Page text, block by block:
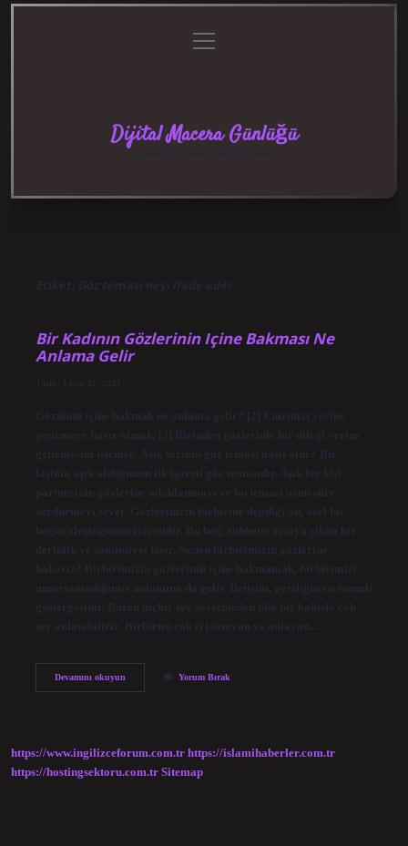
menüyü
aç
Dijital Macera Günlüğü
Etiket: Göz teması neyi ifade eder
Bir Kadının Gözlerinin Içine Bakması Ne
Anlama Gelir
Tarih: Ekim 21, 2024
Gözünün içine bakmak ne anlama gelir? [2] Emrinizi yerine
getirmeye hazır olmak. [3] Birinden gözlerinle bir dileği yerine
getirmesini istemek. Aşık birinin göz teması nasıl olur? Bir
kişinin aşık olduğunun ilk işareti göz temasıdır. Aşık bir kişi
partnerinin gözlerine odaklanmayı ve bu teması uzun süre
sürdürmeyi sever. Gözlerinizin birbirine değdiği an, özel bir
bağın oluştuğunun işaretidir. Bu bağ, sohbette ortaya çıkan bir
derinlik ve samimiyet taşır. Neden birbirimizin gözlerine
bakarız? Birbirimizin gözlerinin içine bakmamak, birbirimizi
umursamadığımız anlamına da gelir. İletişim, ayrılığın en önemli
göstergesidir. Bazen hiçbir şey söylemeden bile bir bakışla çok
şey anlatabiliriz. Birbirini çok iyi tanıyan ve anlayan…
Devamını okuyunBir
Anlama
Yorum Bırak
https://www.ingilizceforum.com.tr https://islamihaberler.com.tr
https://hostingsektoru.com.tr Sitemap